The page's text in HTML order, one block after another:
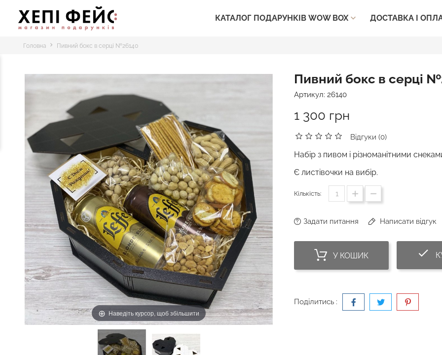
КАТАЛОГ ПОДАРУНКІВ WOW BOX  ДОСТАВКА І
Головна Пивний бокс в серці №26140
Наведіть курсор, щоб збільшити
Пивний бокс в серці
Артикул: 26140
1 300 грн
Відгуки (0)
Набір з пивом і різноманітними
Є листівочки на вибір.
Кількість:
Задати питання Написати відгук
У КОШИК
Поділитись :